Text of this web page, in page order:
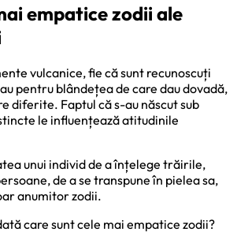
empatice zodii ale
vulcanice, fie că sunt recunoscuți
pentru blândețea de care dau dovadă,
diferite. Faptul că s-au născut sub
le influențează atitudinile
unui individ de a înțelege trăirile,
de a se transpune în pielea sa,
anumitor zodii.
care sunt cele mai empatice zodii?